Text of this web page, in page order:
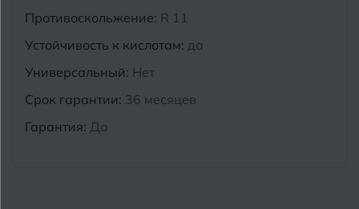
Противоскольжение: R 11
Устойчивость к кислотам: да
Универсальный: Нет
Срок гарантии: 36 месяцев
Гарантия: Да